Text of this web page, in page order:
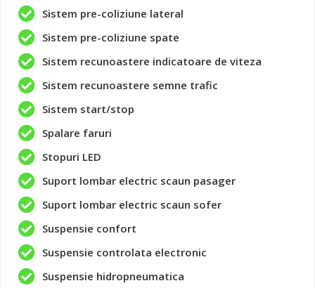
Sistem pre-coliziune lateral
Sistem pre-coliziune spate
Sistem recunoastere indicatoare de viteza
Sistem recunoastere semne trafic
Sistem start/stop
Spalare faruri
Stopuri LED
Suport lombar electric scaun pasager
Suport lombar electric scaun sofer
Suspensie confort
Suspensie controlata electronic
Suspensie hidropneumatica